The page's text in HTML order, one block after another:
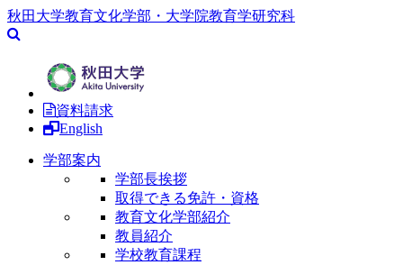
秋田大学教育文化学部・大学院教育学研究科
資料請求
English
学部案内
学部長挨拶
取得できる免許・資格
教育文化学部紹介
教員紹介
学校教育課程